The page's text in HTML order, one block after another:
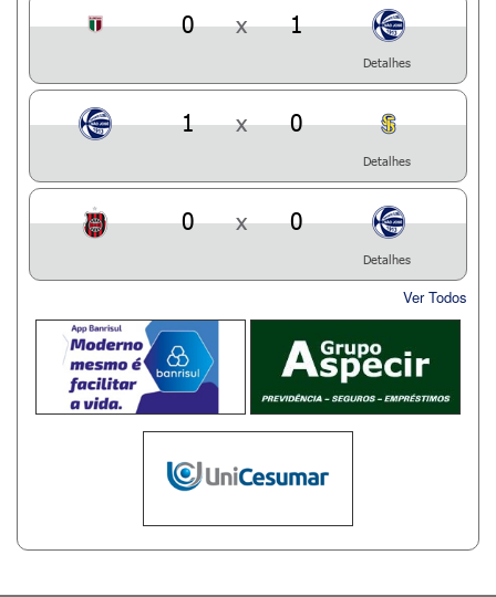
0 x 1
Detalhes
1 x 0
Detalhes
0 x 0
Detalhes
Ver Todos